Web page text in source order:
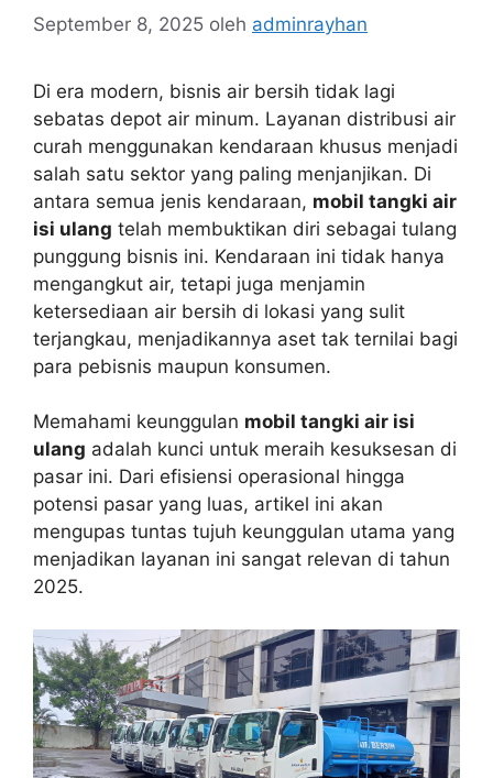
September 8, 2025 oleh adminrayhan
Di era modern, bisnis air bersih tidak lagi
sebatas depot air minum. Layanan distribusi air
curah menggunakan kendaraan khusus menjadi
salah satu sektor yang paling menjanjikan. Di
antara semua jenis kendaraan, mobil tangki air
isi ulang telah membuktikan diri sebagai tulang
punggung bisnis ini. Kendaraan ini tidak hanya
mengangkut air, tetapi juga menjamin
ketersediaan air bersih di lokasi yang sulit
terjangkau, menjadikannya aset tak ternilai bagi
para pebisnis maupun konsumen.
Memahami keunggulan mobil tangki air isi
ulang adalah kunci untuk meraih kesuksesan di
pasar ini. Dari efisiensi operasional hingga
potensi pasar yang luas, artikel ini akan
mengupas tuntas tujuh keunggulan utama yang
menjadikan layanan ini sangat relevan di tahun
2025.